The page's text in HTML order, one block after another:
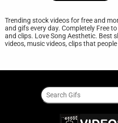
Trending stock videos for free and
and gifs every day. Completely Free
and clips. Love Song Aesthetic. Best
videos, music videos, clips that